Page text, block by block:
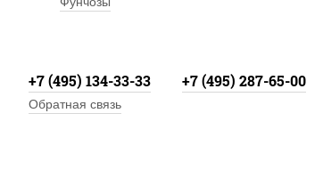
+7 (495) 134-33-33 +7 (495) 287-65-00
Обратная связь